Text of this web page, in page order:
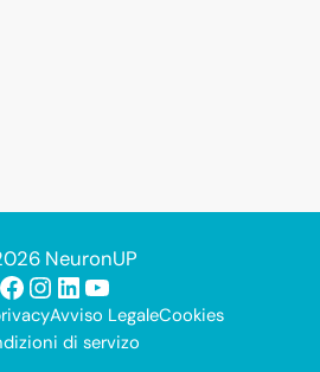
NeuronUP
Facebook
Instagram
LinkedIn
YouTube
Avviso LegaleCookies
di servizo